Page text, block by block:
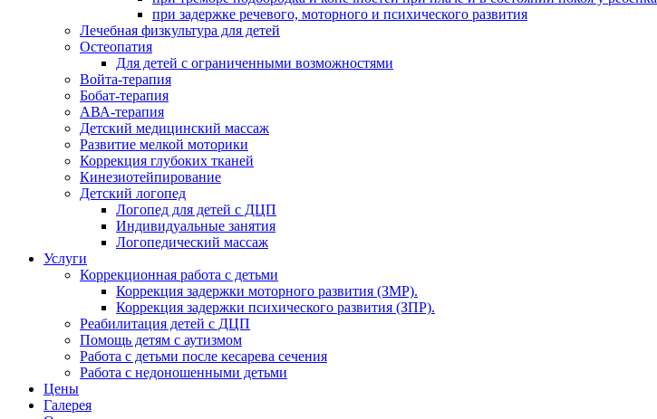
при задержке речевого, моторного и психического развития
Лечебная физкультура для детей
Остеопатия
Для детей с ограниченными возможностями
Войта-терапия
Бобат-терапия
АВА-терапия
Детский медицинский массаж
Развитие мелкой моторики
Коррекция глубоких тканей
Кинезиотейпирование
Детский логопед
Логопед для детей с ДЦП
Индивидуальные занятия
Логопедический массаж
Услуги
Коррекционная работа с детьми
Коррекция задержки моторного развития (ЗМР).
Коррекция задержки психического развития (ЗПР).
Реабилитация детей с ДЦП
Помощь детям с аутизмом
Работа с детьми после кесарева сечения
Работа с недоношенными детьми
Цены
Галерея